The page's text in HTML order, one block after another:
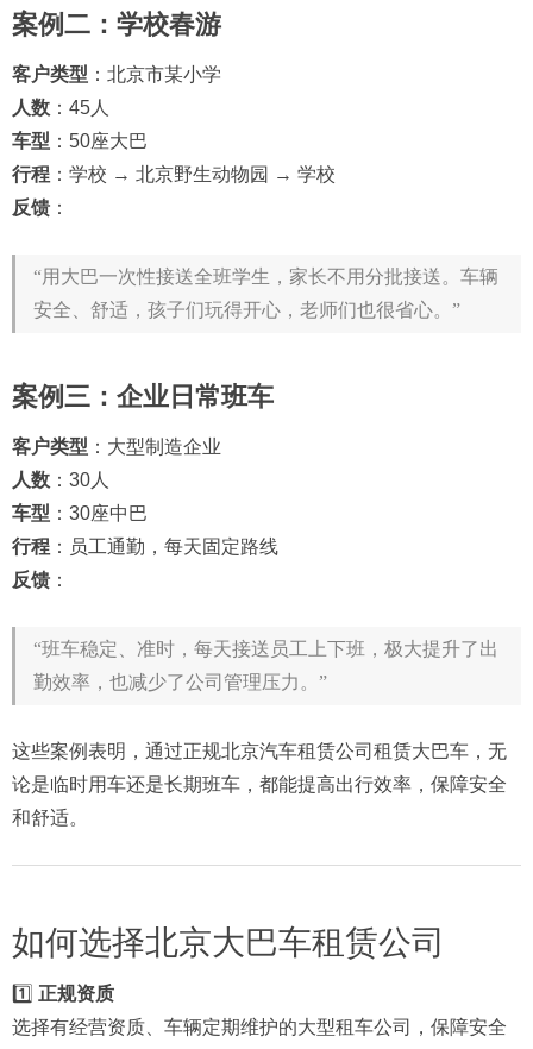
案例二：学校春游
客户类型 ：北京市某小学
人数 ：45人
车型 ：50座大巴
行程 ：学校 → 北京野生动物园 → 学校
反馈 ：
“用大巴一次性接送全班学生，家长不用分批接送。车辆
安全、舒适，孩子们玩得开心，老师们也很省心。”
案例三：企业日常班车
客户类型 ：大型制造企业
人数 ：30人
车型 ：30座中巴
行程 ：员工通勤，每天固定路线
反馈 ：
“班车稳定、准时，每天接送员工上下班，极大提升了出
勤效率，也减少了公司管理压力。”
这些案例表明，通过正规北京汽车租赁公司租赁大巴车，无
论是临时用车还是长期班车，都能提高出行效率，保障安全
和舒适。
如何选择北京大巴车租赁公司
1️⃣ 正规资质
选择有经营资质、车辆定期维护的大型租车公司，保障安全